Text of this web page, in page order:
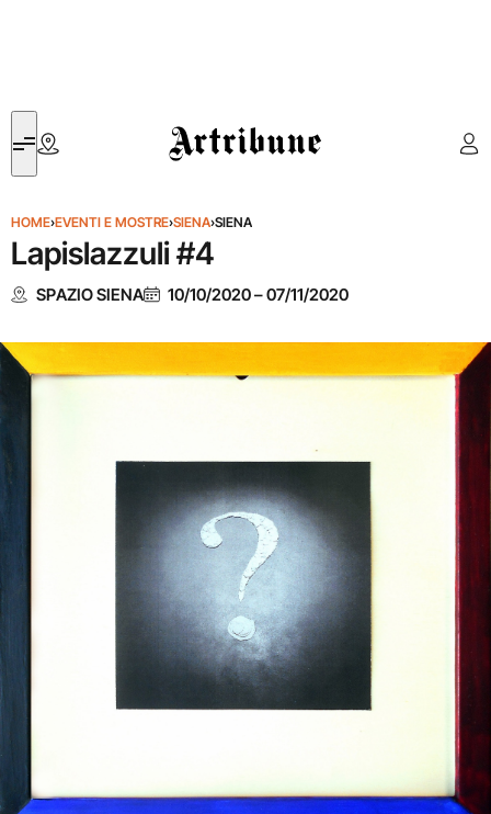
Artribune
HOME›EVENTI E MOSTRE›SIENA›SIENA
Lapislazzuli #4
SPAZIO SIENA 10/10/2020–07/11/2020